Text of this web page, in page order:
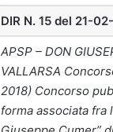
DIR N. 15 del 21-
APSP – DON
VALLARSA
2018) Concorso
forma associata fra